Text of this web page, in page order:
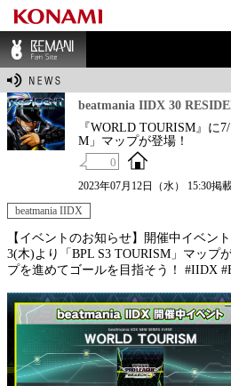
BEMANI Fan Sit
beatmania IIDX 30
『WORLD TOURISM』に
M」マップが登場！
0
2023年07月12日（水） 15:30掲
beatmania IIDX
【イベントのお知らせ】開催中イベン
3(木)より「BPL S3 TOURISM」マップ
プを進めてゴールを目指そう！ #IIDX